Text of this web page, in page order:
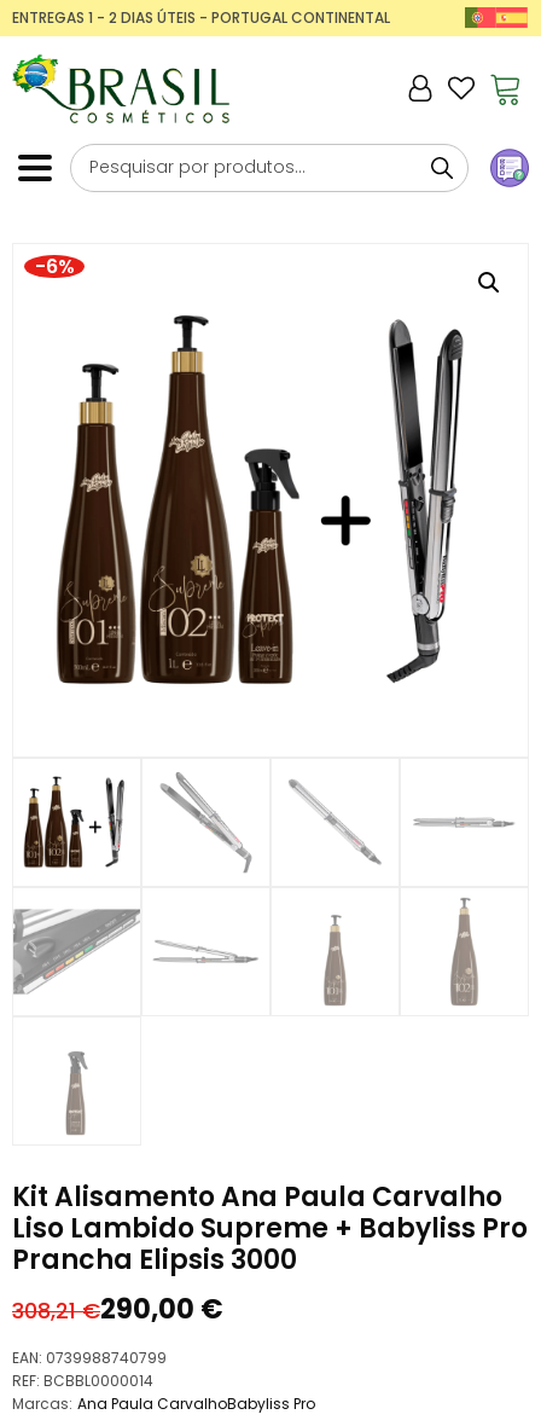
ENTREGAS 1 - 2 DIAS ÚTEIS - PORTUGAL CONTINENTAL
-6%
Kit Alisamento Ana Paula Carvalho
Liso Lambido Supreme + Babyliss Pro
Prancha Elipsis 3000
308,21€
O
preço
original
era:
290,00 €
O
preço
atual
é:
EAN: 0739988740799
REF: BCBBL0000014
Marcas: Ana Paula CarvalhoBabyliss Pro